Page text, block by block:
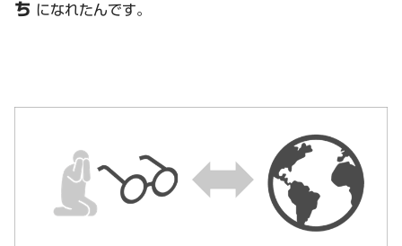
ち になれたんです。